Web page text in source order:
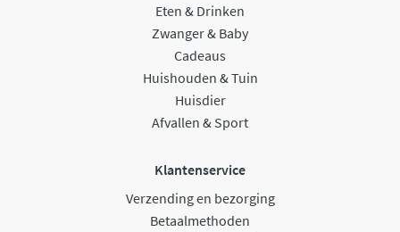
Eten & Drinken
Zwanger & Baby
Cadeaus
Huishouden & Tuin
Huisdier
Afvallen & Sport
Klantenservice
Verzending en bezorging
Betaalmethoden